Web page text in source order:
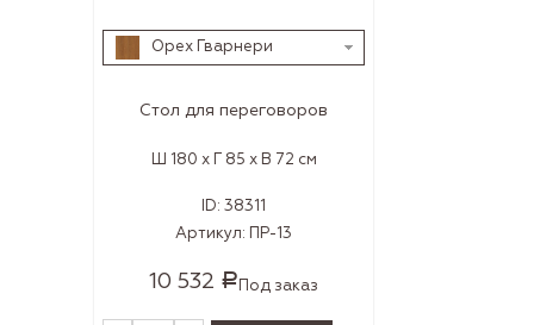
Орех Гварнери
Стол для переговоров
Ш 180 x Г 85 x В 72 см
ID: 38311
Артикул: ПР-13
10 532 Р Под заказ